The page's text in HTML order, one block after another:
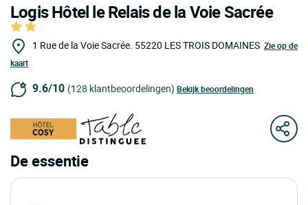
Logis Hôtel le Relais de la Voie Sacrée
1 Rue de la Voie Sacrée. 55220 LES TROIS DOMAINES Zie op de
kaart
9.6/10 (128 klantbeoordelingen) Bekijk beoordelingen
De essentie